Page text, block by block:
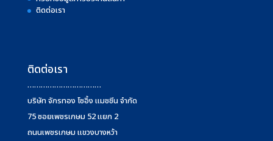
ติดต่อเรา
ติดต่อเรา
……………………………
บริษัท จักรทอง โซอิ้ง แมชชีน จำกัด
75 ซอยเพชรเกษม 52 แยก 2
ถนนเพชรเกษม แขวงบางหว้า